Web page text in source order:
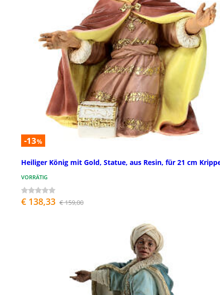
-13%
Heiliger König mit Gold, Statue, aus Resin, für 21 cm
VORRÄTIG
€ 138,33 € 159,00